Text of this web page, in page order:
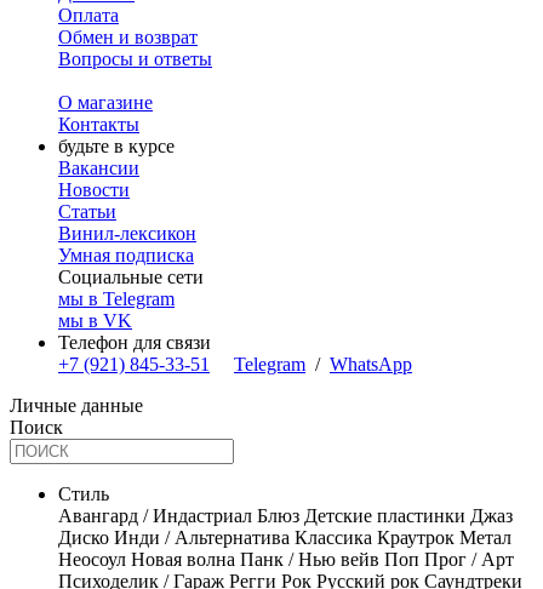
Оплата
Обмен и возврат
Вопросы и ответы
О магазине
Контакты
будьте в курсе
Вакансии
Новости
Статьи
Винил-лексикон
Умная подписка
Социальные сети
мы в Telegram
мы в VK
Телефон для связи
+7 (921) 845-33-51
Telegram / WhatsApp
Личные данные
Поиск
Стиль
Авангард / Индастриал Блюз Детские пластинки Джаз
Диско Инди / Альтернатива Классика Краутрок Метал
Неосоул Новая волна Панк / Нью вейв Поп Прог / Арт
Психоделик / Гараж Регги Рок Русский рок Саундтреки